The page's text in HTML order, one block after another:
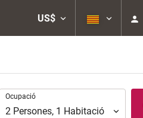
US$
Ocupació
Ocupació
2 Persones, 1 Habitació